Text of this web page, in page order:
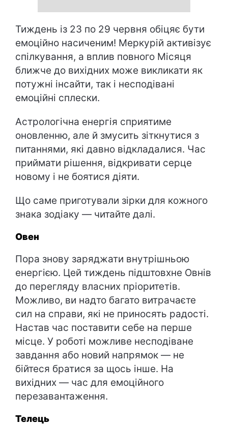
Тиждень із 23 по 29 червня обіцяє бути
емоційно насиченим! Меркурій активізує
спілкування, а вплив повного Місяця
ближче до вихідних може викликати як
потужні інсайти, так і несподівані
емоційні сплески.
Астрологічна енергія сприятиме
оновленню, але й змусить зіткнутися з
питаннями, які давно відкладалися. Час
приймати рішення, відкривати серце
новому і не боятися діяти.
Що саме приготували зірки для кожного
знака зодіаку — читайте далі.
Овен
Пора знову заряджати внутрішньою
енергією. Цей тиждень підштовхне Овнів
до перегляду власних пріоритетів.
Можливо, ви надто багато витрачаєте
сил на справи, які не приносять радості.
Настав час поставити себе на перше
місце. У роботі можливе несподіване
завдання або новий напрямок — не
бійтеся братися за щось інше. На
вихідних — час для емоційного
перезавантаження.
Телець